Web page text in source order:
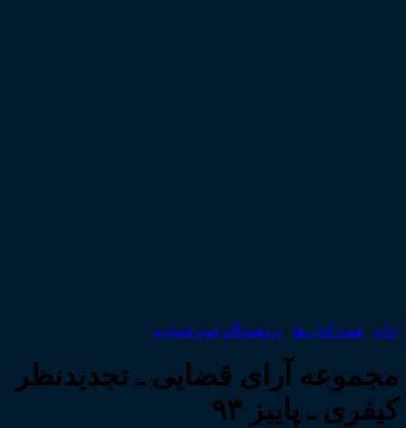
خانه / همه‌ـ‌کتاب‌ها / پژوهشگاه قوه قضاییه
مجموعه آرای قضایی ـ تجدیدنظر
کیفری ـ پاییز ۹۳